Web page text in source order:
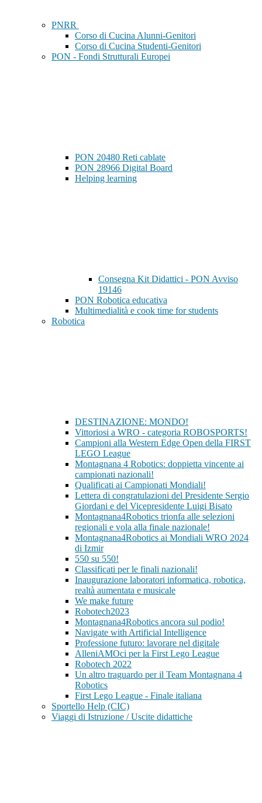
PNRR
Corso di Cucina Alunni-Genitori
Corso di Cucina Studenti-Genitori
PON - Fondi Strutturali Europei
PON 20480 Reti cablate
PON 28966 Digital Board
Helping learning
Consegna Kit Didattici - PON Avviso
19146
PON Robotica educativa
Multimedialità e cook time for students
Robotica
DESTINAZIONE: MONDO!
Vittoriosi a WRO - categoria ROBOSPORTS!
Campioni alla Western Edge Open della FIRST
LEGO League
Montagnana 4 Robotics: doppietta vincente ai
campionati nazionali!
Qualificati ai Campionati Mondiali!
Lettera di congratulazioni del Presidente Sergio
Giordani e del Vicepresidente Luigi Bisato
Montagnana4Robotics trionfa alle selezioni
regionali e vola alla finale nazionale!
Montagnana4Robotics ai Mondiali WRO 2024
di Izmir
550 su 550!
Classificati per le finali nazionali!
Inaugurazione laboratori informatica, robotica,
realtà aumentata e musicale
We make future
Robotech2023
Montagnana4Robotics ancora sul podio!
Navigate with Artificial Intelligence
Professione futuro: lavorare nel digitale
AlleniAMOci per la First Lego League
Robotech 2022
Un altro traguardo per il Team Montagnana 4
Robotics
First Lego League - Finale italiana
Sportello Help (CIC)
Viaggi di Istruzione / Uscite didattiche